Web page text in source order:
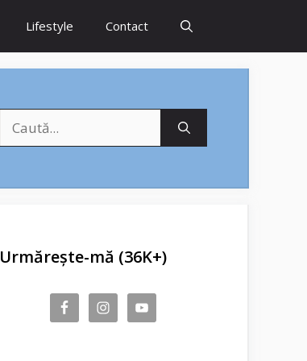
Lifestyle Contact
după:
Urmărește-mă (36K+)